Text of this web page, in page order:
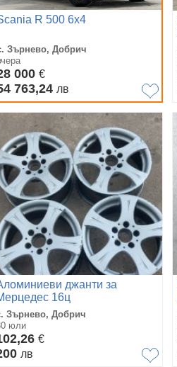
R 500 6х4
Зърнево, Добрич
000 €
763,24 лв
джанти за
16ц
Зърнево, Добрич
юли
€
лв